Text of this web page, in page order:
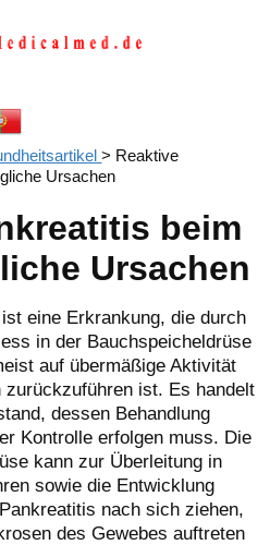
> Reaktive
Ursachen
beim
Ursachen
eine Erkrankung, die durch
in der Bauchspeicheldrüse
auf übermäßige Aktivität
zurückzuführen ist. Es handelt
dessen Behandlung
Kontrolle erfolgen muss. Die
kann zur Überleitung in
sowie die Entwicklung
nach sich ziehen,
des Gewebes auftreten